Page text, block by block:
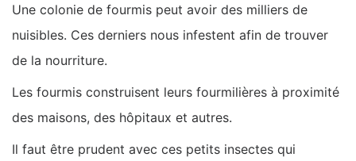
Une colonie de fourmis peut avoir des milliers de
nuisibles. Ces derniers nous infestent afin de trouver
de la nourriture.
Les fourmis construisent leurs fourmilières à proximité
des maisons, des hôpitaux et autres.
Il faut être prudent avec ces petits insectes qui